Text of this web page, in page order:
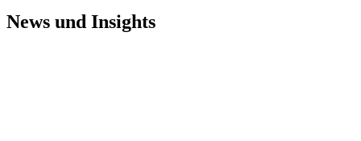
News und Insights